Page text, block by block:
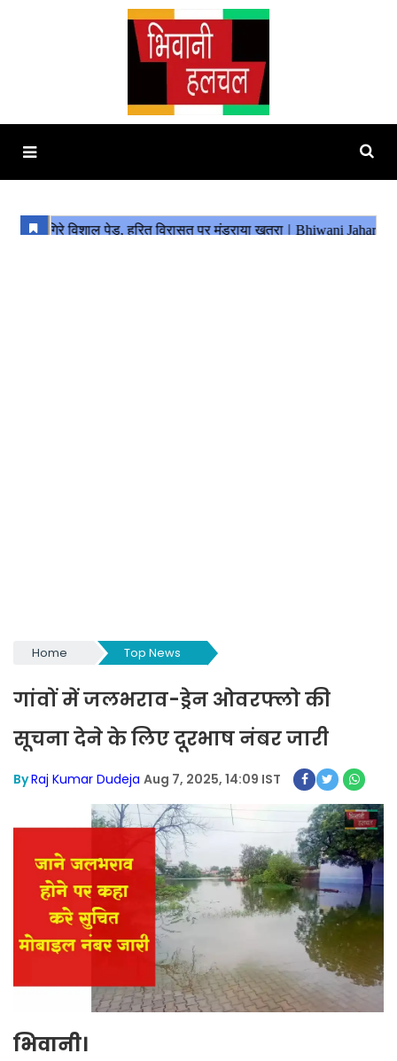
Home Top News
गांवों में जलभराव-ड्रेन ओवरफ्लो की
सूचना देने के लिए दूरभाष नंबर जारी
ByRaj Kumar Dudeja Aug 7, 2025, 14:09 IST
भिवानी।